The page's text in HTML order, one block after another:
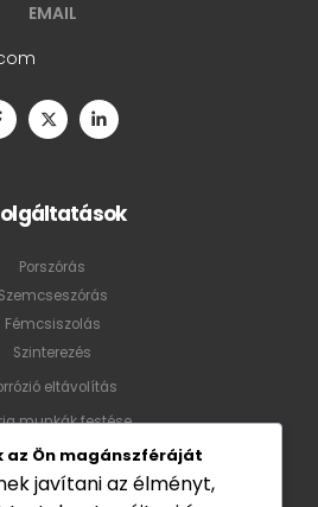
EMAIL
Porszórás
Szemcseszórás
Fémcsiszolás
Szinterezés
eltávolítás
munkák festése
Ön magánszféráját
javítani az élményt,